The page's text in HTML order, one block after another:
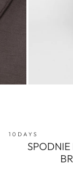
10DAYS